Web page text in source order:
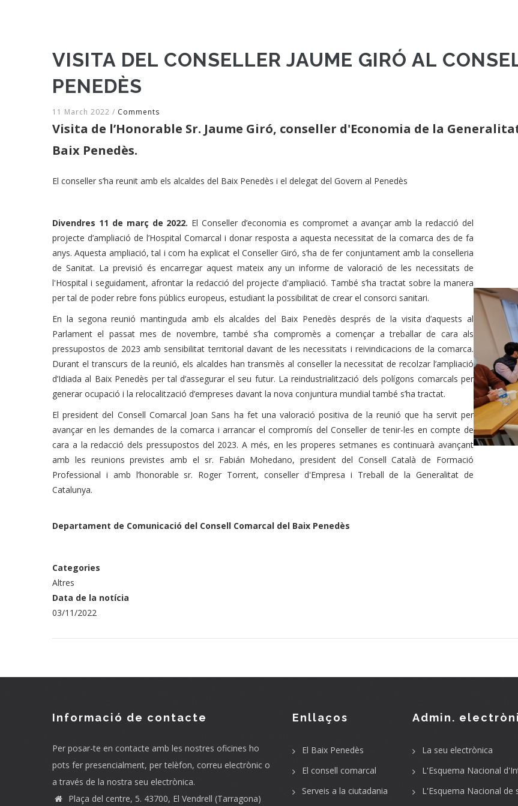
VISITA DEL CONSELLER JAUME GIRÓ AL
PENEDÈS
11 March 2022 / Comments
Visita de l’Honorable Sr. Jaume Giró, conseller d'Economia de la
Baix Penedès.
El conseller s’ha reunit amb els alcaldes del Baix Penedès i el delegat del Govern al Penedès
Divendres 11 de març de 2022. El Conseller d’economia es compromet a avançar amb la redacció del
projecte d’ampliació de l’Hospital Comarcal i donar resposta a aquesta necessitat de la comarca des de fa
anys. Aquesta ampliació, tal i com ha explicat el Conseller Giró, s’ha de fer conjuntament amb la conselleria
de Sanitat. La previsió és encarregar aquest mateix any un informe de valoració de les necessitats de
l'Hospital i seguidament, afrontar la redacció del projecte d'ampliació. També s’ha tractat sobre la manera
per tal de poder rebre fons públics europeus, estudiant la possibilitat de crear el consorci sanitari.
En la segona reunió mantinguda amb els alcaldes del Baix Penedès després de la visita d’aquests al
Parlament el passat mes de novembre, també s’ha compromès a començar a treballar de cara als
pressupostos de 2023 amb sensibilitat territorial davant de les necessitats i reivindicacions de la comarca.
Durant el transcurs de la reunió, els alcaldes han transmès al conseller la necessitat de recolzar l’ampliació
d’Idiada al Baix Penedès per tal d’assegurar el seu futur. La reindustrialització dels polígons comarcals per
generar ocupació i la relocalització d’empreses davant la nova conjuntura mundial també s’ha tractat.
El president del Consell Comarcal Joan Sans ha fet una valoració positiva de la reunió que ha servit per
avançar en les demandes de la comarca i arrancar el compromís del Conseller de tenir-les en compte de
cara a la redacció dels pressupostos del 2023. A més, en les properes setmanes es continuarà avançant
amb les reunions previstes amb el sr. Fabián Mohedano, president del Consell Català de Formació
Professional i amb l’honorable sr. Roger Torrent, conseller d'Empresa i Treball de la Generalitat de
Catalunya.
Departament de Comunicació del Consell Comarcal del Baix Penedès
Categories
Altres
Data de la notícia
03/11/2022
Informació de contacte
Per posar-te en contacte amb les nostres oficines ho
pots fer presencialment, per telèfon, correu electrònic o
a través de la nostra seu electrònica.
Plaça del centre, 5. 43700, El Vendrell (Tarragona)
Enllaços
El Baix Penedès
El consell comarcal
Serveis a la ciutadania
Admin.
La seu electrònica
L'Esquema Nacional
L'Esquema Nacional de